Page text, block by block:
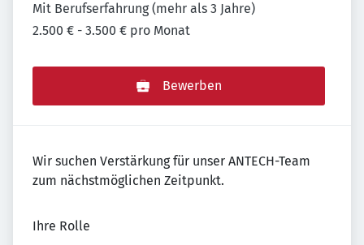
Mit Berufserfahrung (mehr als 3 Jahre)
2.500 € - 3.500 € pro Monat
Bewerben
Wir suchen Verstärkung für unser ANTECH-Team
zum nächstmöglichen Zeitpunkt.
Ihre Rolle